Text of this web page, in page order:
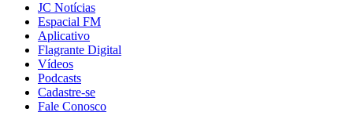
JC Notícias
Espacial FM
Aplicativo
Flagrante Digital
Vídeos
Podcasts
Cadastre-se
Fale Conosco